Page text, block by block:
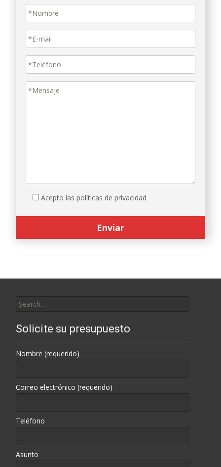
Acepto las políticas de privacidad
for:
Solicite su presupuesto
Nombre (requerido)
Correo electrónico (requerido)
Teléfono
Asunto